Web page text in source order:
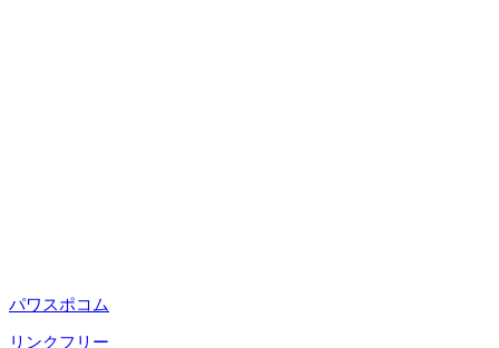
パワスポコム
リンクフリー